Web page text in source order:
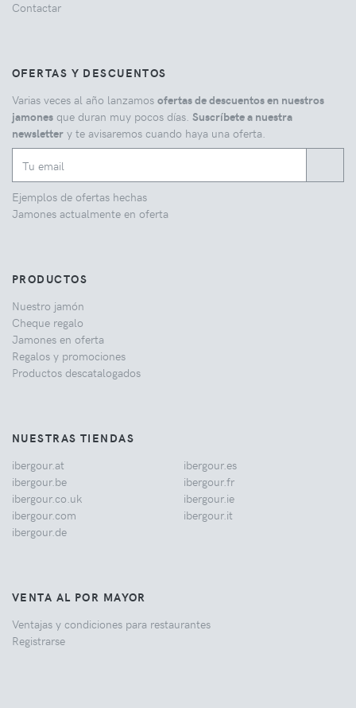
Contactar
OFERTAS Y DESCUENTOS
Varias veces al año lanzamos ofertas de descuentos en nuestros
jamones que duran muy pocos días. Suscríbete a nuestra
newsletter y te avisaremos cuando haya una oferta.
Ejemplos de ofertas hechas
Jamones actualmente en oferta
PRODUCTOS
Nuestro jamón
Cheque regalo
Jamones en oferta
Regalos y promociones
Productos descatalogados
NUESTRAS TIENDAS
ibergour.at
ibergour.be
ibergour.co.uk
ibergour.com
ibergour.de
ibergour.es
ibergour.fr
ibergour.ie
ibergour.it
VENTA AL POR MAYOR
Ventajas y condiciones para restaurantes
Registrarse